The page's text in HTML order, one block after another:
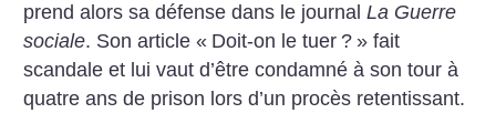
prend alors sa défense dans le journalLa Guerre
sociale. Son article « Doit-on le tuer ? » fait
scandale et lui vaut d’être condamné à son tour à
quatre ans de prison lors d’un procès retentissant.